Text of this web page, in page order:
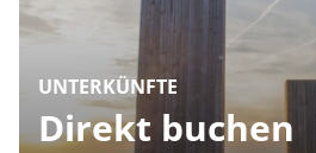
UNTERKÜNFTE
Direkt buchen